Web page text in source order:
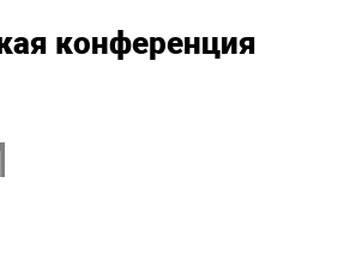
конференция